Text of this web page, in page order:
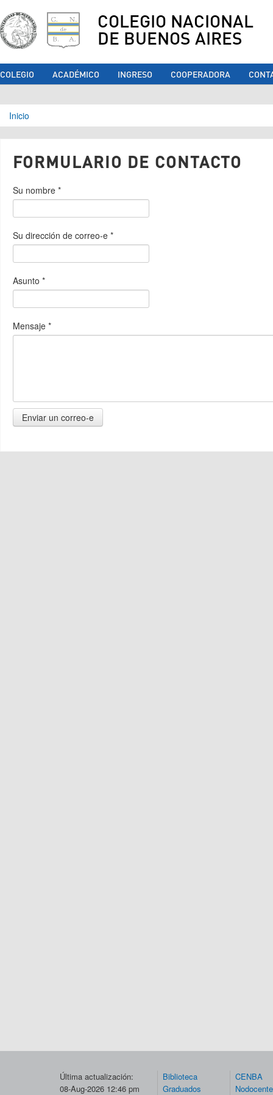
COLEGIO NACIONAL
DE BUENOS AIRES
COLEGIO ACADÉMICO INGRESO COOPERADORA
Se encuentra usted aquí
Inicio
FORMULARIO DE CONTACTO
Su nombre *
Su dirección de correo-e *
Asunto *
Mensaje *
Última actualización:
08-Aug-2026 12:46 pm
Biblioteca
Graduados
CENBA